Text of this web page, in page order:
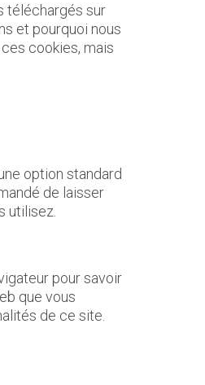
téléchargés sur
et pourquoi nous
cookies, mais
option standard
de laisser
utilisez.
pour savoir
que vous
de ce site.